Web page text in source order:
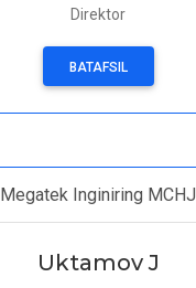
Direktor
BATAFSIL
Megatek Inginiring MCHJ
Uktamov J